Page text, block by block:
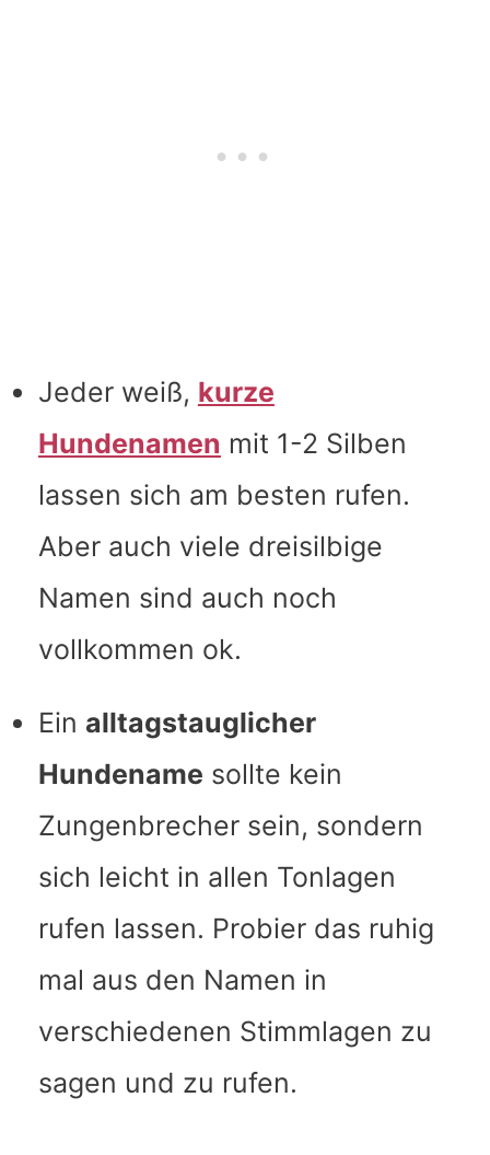
Jeder weiß, kurze
Hundenamen mit 1-2 Silben
lassen sich am besten rufen.
Aber auch viele dreisilbige
Namen sind auch noch
vollkommen ok.
Ein alltagstauglicher
Hundename sollte kein
Zungenbrecher sein, sondern
sich leicht in allen Tonlagen
rufen lassen. Probier das ruhig
mal aus den Namen in
verschiedenen Stimmlagen zu
sagen und zu rufen.